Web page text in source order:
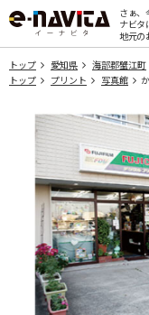
さぁ、
ナビタ
地元の
トップ 愛知県 海部郡蟹江町
トップ
プリント 写真館